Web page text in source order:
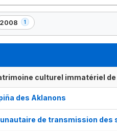
2008 1
culturel immatériel de
des Aklanons
de transmission